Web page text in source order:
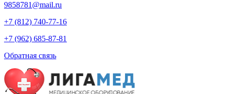
9858781@mail.ru
+7 (812) 740-77-16
+7 (962) 685-87-81
Обратная связь